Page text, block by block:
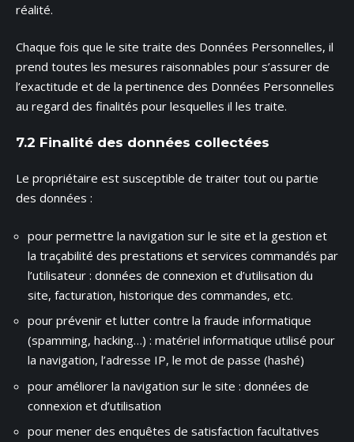
réalité.
Chaque fois que le site traite des Données Personnelles, il
prend toutes les mesures raisonnables pour s’assurer de
l’exactitude et de la pertinence des Données Personnelles
au regard des finalités pour lesquelles il les traite.
7.2 Finalité des données collectées
Le propriétaire est susceptible de traiter tout ou partie
des données :
pour permettre la navigation sur le site et la gestion et
la traçabilité des prestations et services commandés par
l’utilisateur : données de connexion et d’utilisation du
site, facturation, historique des commandes, etc.
pour prévenir et lutter contre la fraude informatique
(spamming, hacking…) : matériel informatique utilisé pour
la navigation, l’adresse IP, le mot de passe (hashé)
pour améliorer la navigation sur le site : données de
connexion et d’utilisation
pour mener des enquêtes de satisfaction facultatives